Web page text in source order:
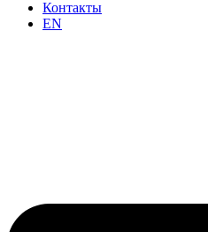
Контакты
EN